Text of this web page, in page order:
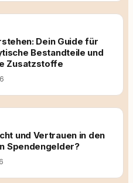
Dein Guide für
Bestandteile und
Zusatzstoffe
und Vertrauen in den
Spendengelder?